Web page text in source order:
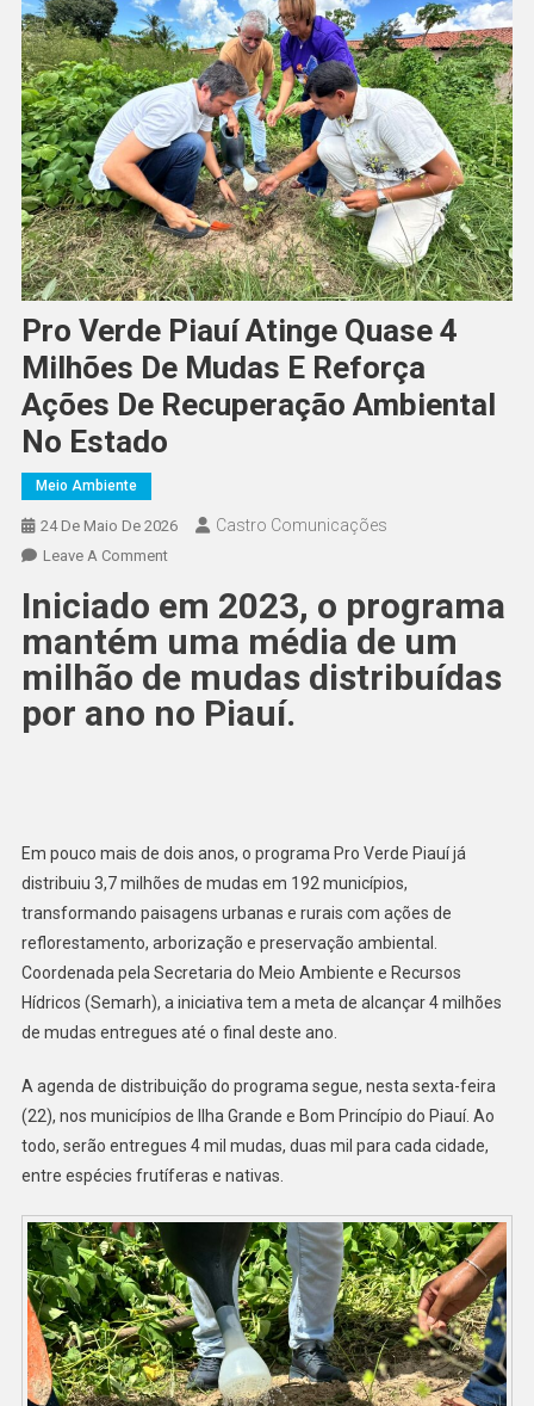
Pro Verde Piauí Atinge Quase 4
Milhões De Mudas E Reforça
Ações De Recuperação Ambiental
No Estado
Meio Ambiente
24 De Maio De 2026 Castro Comunicações
Leave A Comment
Iniciado em 2023, o programa
mantém uma média de um
milhão de mudas distribuídas
por ano no Piauí.
Em pouco mais de dois anos, o programa Pro Verde Piauí já
distribuiu 3,7 milhões de mudas em 192 municípios,
transformando paisagens urbanas e rurais com ações de
reflorestamento, arborização e preservação ambiental.
Coordenada pela Secretaria do Meio Ambiente e Recursos
Hídricos (Semarh), a iniciativa tem a meta de alcançar 4 milhões
de mudas entregues até o final deste ano.
A agenda de distribuição do programa segue, nesta sexta-feira
(22), nos municípios de Ilha Grande e Bom Princípio do Piauí. Ao
todo, serão entregues 4 mil mudas, duas mil para cada cidade,
entre espécies frutíferas e nativas.